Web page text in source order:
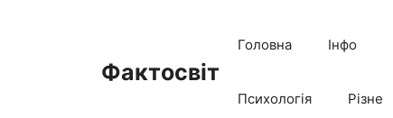
Фактосвіт
Головна Інфо
Психологія Різне